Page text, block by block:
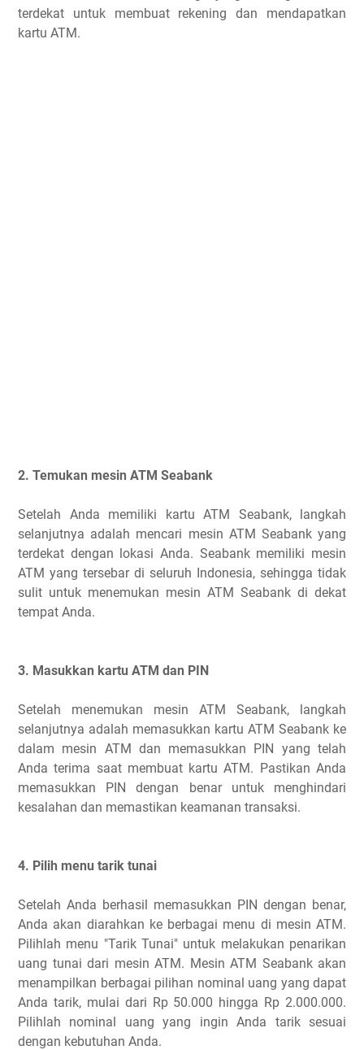
terdekat untuk membuat rekening dan mendapatkan
kartu ATM.
2. Temukan mesin ATM Seabank
Setelah Anda memiliki kartu ATM Seabank, langkah
selanjutnya adalah mencari mesin ATM Seabank yang
terdekat dengan lokasi Anda. Seabank memiliki mesin
ATM yang tersebar di seluruh Indonesia, sehingga tidak
sulit untuk menemukan mesin ATM Seabank di dekat
tempat Anda.
3. Masukkan kartu ATM dan PIN
Setelah menemukan mesin ATM Seabank, langkah
selanjutnya adalah memasukkan kartu ATM Seabank ke
dalam mesin ATM dan memasukkan PIN yang telah
Anda terima saat membuat kartu ATM. Pastikan Anda
memasukkan PIN dengan benar untuk menghindari
kesalahan dan memastikan keamanan transaksi.
4. Pilih menu tarik tunai
Setelah Anda berhasil memasukkan PIN dengan benar,
Anda akan diarahkan ke berbagai menu di mesin ATM.
Pilihlah menu "Tarik Tunai" untuk melakukan penarikan
uang tunai dari mesin ATM. Mesin ATM Seabank akan
menampilkan berbagai pilihan nominal uang yang dapat
Anda tarik, mulai dari Rp 50.000 hingga Rp 2.000.000.
Pilihlah nominal uang yang ingin Anda tarik sesuai
dengan kebutuhan Anda.